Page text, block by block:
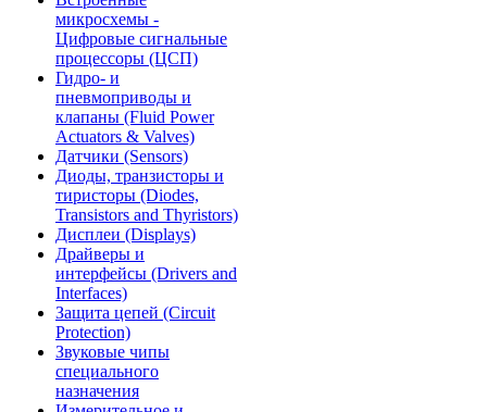
микросхемы -
Цифровые сигнальные
процессоры (ЦСП)
Гидро- и
пневмоприводы и
клапаны (Fluid Power
Actuators & Valves)
Датчики (Sensors)
Диоды, транзисторы и
тиристоры (Diodes,
Transistors and Thyristors)
Дисплеи (Displays)
Драйверы и
интерфейсы (Drivers and
Interfaces)
Защита цепей (Circuit
Protection)
Звуковые чипы
специального
назначения